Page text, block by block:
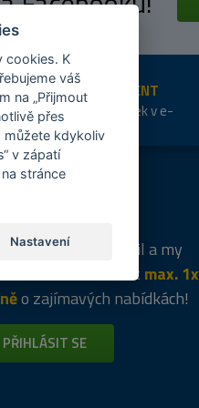
ŠIROKÝ SORTIMENT
Přes 20 tis. položek v e-
shopu
nám svůj e-mail a my
budeme informovat max. 1x
o zajímavých nabídkách!
PŘIHLÁSIT SE
cookies. K
váš
na „Přijmout
přes
můžete kdykoliv
v zápatí
stránce
Nastavení